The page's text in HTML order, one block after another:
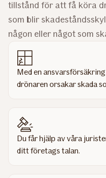
tillstånd för att få köra
som blir
någon eller något som
Med en
drönaren orsakar skada
Du får hjälp av våra
ditt företags talan.